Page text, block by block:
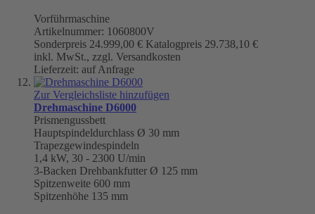
Vorführmaschine
Artikelnummer: 1060800V
Sonderpreis 24.999,00 € Katalogpreis 29.738,10 €
inkl. MwSt., zzgl. Versandkosten
Lieferzeit: auf Anfrage
Zur Vergleichsliste hinzufügen
Drehmaschine D6000
Prismengussbett
Hauptspindeldurchlass Ø 30 mm
Trapezgewindespindeln
1,4 kW, 30 - 2300 U/min
3-Backen Drehbankfutter Ø 125 mm
Spitzenweite 600 mm
Spitzenhöhe 135 mm